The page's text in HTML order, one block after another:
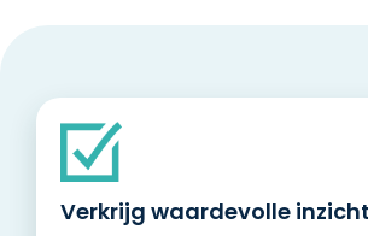
Verkrijg waardevolle